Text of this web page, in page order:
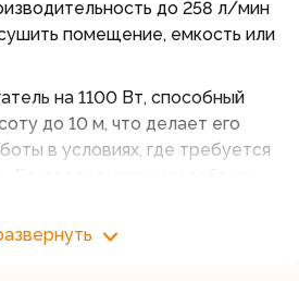
до 258 л/мин
помещение, емкость или
на 1100 Вт, способный
до 10 м, что делает его
в условиях, где требуется
любое пространство, включая